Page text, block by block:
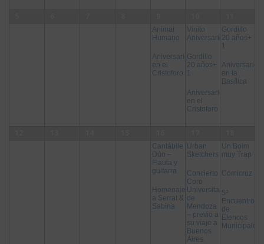
Animal
Humano
Aniversario
en el
Cristoforo
Vinito
Aniversario
Gordillo
20 años+
Aniversario
en el
Cristoforo
Gordillo
20 años+
1
Aniversario
en la
Basílica
Cantábile
Dúo –
Flauta y
guitarra
Homenaje
a Serrat &
Sabina
Urban
Sketchers
Concierto
Coro
Universitario
de
Mendoza
– previo a
su viaje a
Buenos
Aires
Un Boim
muy Trap
Comicruz
5º
Encuentro
de
Elencos
Municipales